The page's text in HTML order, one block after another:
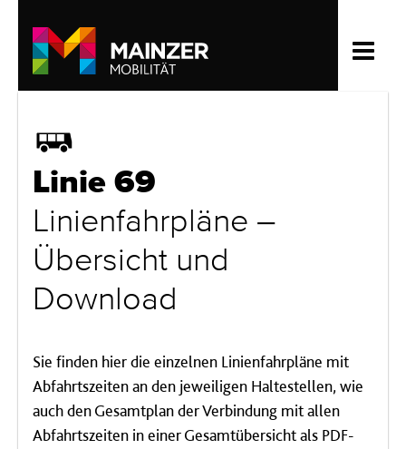
Bus
Linie 69
Linienfahrpläne –
Übersicht und
Download
Sie finden hier die einzelnen Linienfahrpläne mit
Abfahrtszeiten an den jeweiligen Haltestellen, wie
auch den Gesamtplan der Verbindung mit allen
Abfahrtszeiten in einer Gesamtübersicht als PDF-